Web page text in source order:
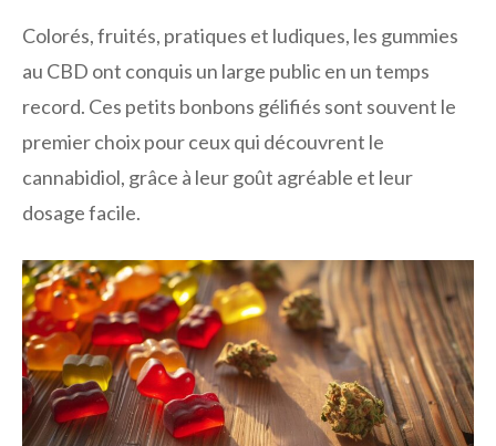
Colorés, fruités, pratiques et ludiques, les gummies
au CBD ont conquis un large public en un temps
record. Ces petits bonbons gélifiés sont souvent le
premier choix pour ceux qui découvrent le
cannabidiol, grâce à leur goût agréable et leur
dosage facile.